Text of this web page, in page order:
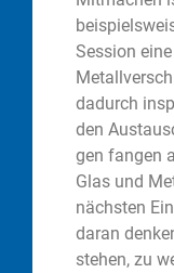
Session
dadurch
den
gen fangen
Glas und
nächsten
daran
stehen, zu